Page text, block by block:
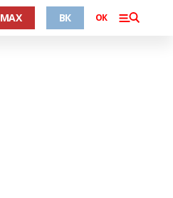
MAX ВК ОК